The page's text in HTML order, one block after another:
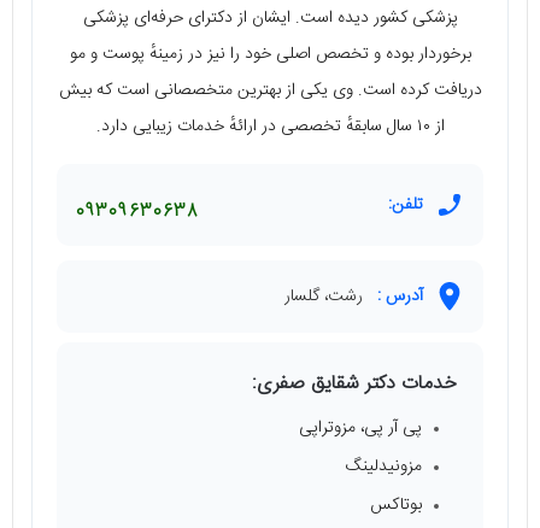
پزشکی کشور دیده است. ایشان از دکترای حرفه‌ای پزشکی
برخوردار بوده و تخصص اصلی خود را نیز در زمینهٔ پوست و مو
دریافت کرده است. وی یکی از بهترین متخصصانی است که بیش
از ۱۰ سال سابقهٔ تخصصی در ارائهٔ خدمات زیبایی دارد.
تلفن: 09309630638
آدرس : رشت، گلسار
خدمات دکتر شقایق صفری:
پی آر پی، مزوتراپی
مزونیدلینگ
بوتاکس